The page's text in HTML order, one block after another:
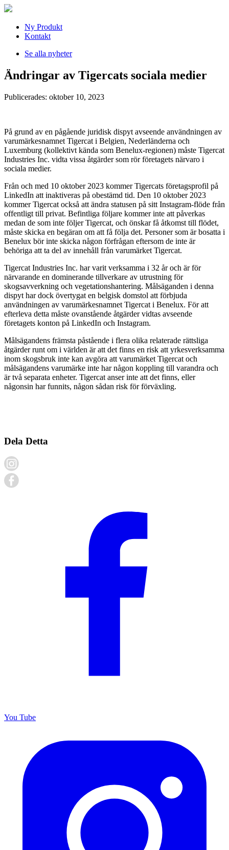
Ny Produkt
Kontakt
Se alla nyheter
Ändringar av Tigercats sociala medier
Publicerades: oktober 10, 2023
På grund av en pågående juridisk dispyt avseende användningen av
varumärkesnamnet Tigercat i Belgien, Nederländerna och
Luxemburg (kollektivt kända som Benelux-regionen) måste Tigercat
Industries Inc. vidta vissa åtgärder som rör företagets närvaro i
sociala medier.
Från och med 10 oktober 2023 kommer Tigercats företagsprofil på
LinkedIn att inaktiveras på obestämd tid. Den 10 oktober 2023
kommer Tigercat också att ändra statusen på sitt Instagram-flöde från
offentligt till privat. Befintliga följare kommer inte att påverkas
medan de som inte följer Tigercat, och önskar få åtkomst till flödet,
måste skicka en begäran om att få följa det. Personer som är bosatta i
Benelux bör inte skicka någon förfrågan eftersom de inte är
behöriga att ta del av innehåll från varumärket Tigercat.
Tigercat Industries Inc. har varit verksamma i 32 år och är för
närvarande en dominerande tillverkare av utrustning för
skogsavverkning och vegetationshantering. Målsäganden i denna
dispyt har dock övertygat en belgisk domstol att förbjuda
användningen av varumärkesnamnet Tigercat i Benelux. För att
efterleva detta måste ovanstående åtgärder vidtas avseende
företagets konton på LinkedIn och Instagram.
Målsägandens främsta påstående i flera olika relaterade rättsliga
åtgärder runt om i världen är att det finns en risk att yrkesverksamma
inom skogsbruk inte kan avgöra att varumärket Tigercat och
målsägandens varumärke inte har någon koppling till varandra och
är två separata enheter. Tigercat anser inte att det finns, eller
någonsin har funnits, någon sådan risk för förväxling.
Dela Detta
You Tube